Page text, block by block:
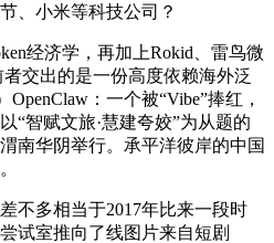
、小米等科技公司？
经济学，再加上Rokid、雷鸟微
交出的是一份高度依赖海外泛
：一个被“Vibe”捧红，
“智赋文旅·慧建夸姣”为从题的
南华阴举行。承平洋彼岸的中国
多相当于2017年比来一段时
试室推向了线图片来自短剧